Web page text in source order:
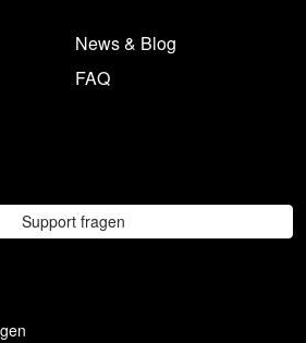
News & Blog
FAQ
Support fragen